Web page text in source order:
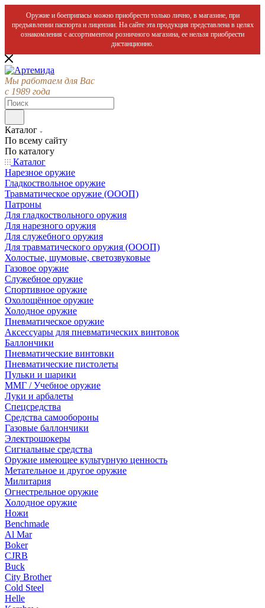
Оружие и боеприпасы можно приобрести только лично, в магазине, при
предъявлении паспорта и лицензии. На сайте эта продукция представлена в целях
ознакомления с ассортиментом розничного магазина, ее нельзя приобрести
дистанционно.
Мы работаем для Вас
с 1989 года
Каталог
По всему сайту
По каталогу
Каталог
Нарезное оружие
Гладкоствольное оружие
Травматическое оружие (ОООП)
Патроны
Для гладкоствольного оружия
Для нарезного оружия
Для служебного оружия
Для травматического оружия (ОООП)
Холостые, шумовые, светозвуковые
Газовое оружие
Служебное оружие
Спортивное оружие
Охолощённое оружие
Холодное оружие
Пневматическое оружие
Аксессуары для пневматических винтовок
Баллончики
Пневматические винтовки
Пневматические пистолеты
Пульки и шарики
ММГ / Учебное оружие
Луки и арбалеты
Спецсредства
Средства самообороны
Газовые баллончики
Электрошокеры
Сигнальные средства
Оружие имеющее культурную ценность
Метательное и другое оружие
Милитария
Огнестрельное оружие
Холодное оружие
Ножи
Benchmade
Al Mar
Boker
CJRB
Buck
City Brother
Cold Steel
Helle